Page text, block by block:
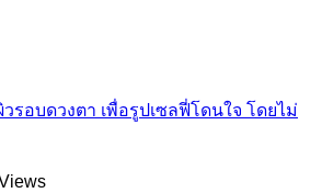
รอบดวงตา เพื่อรูปเซลฟี่โดนใจ โดยไม่